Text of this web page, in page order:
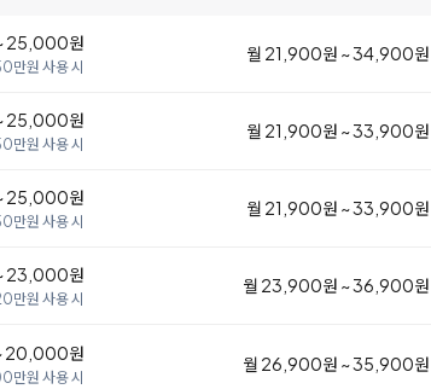
25,000원
만원 사용 시
월 21,900원 ~ 34,900원
25,000원
만원 사용 시
월 21,900원 ~ 33,900원
25,000원
만원 사용 시
월 21,900원 ~ 33,900원
23,000원
만원 사용 시
월 23,900원 ~ 36,900원
20,000원
만원 사용 시
월 26,900원 ~ 35,900원